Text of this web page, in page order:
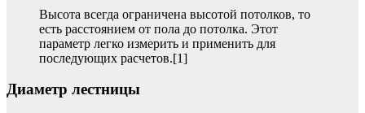
Высота всегда ограничена высотой потолков, то
есть расстоянием от пола до потолка. Этот
параметр легко измерить и применить для
последующих расчетов.[1]
Диаметр лестницы